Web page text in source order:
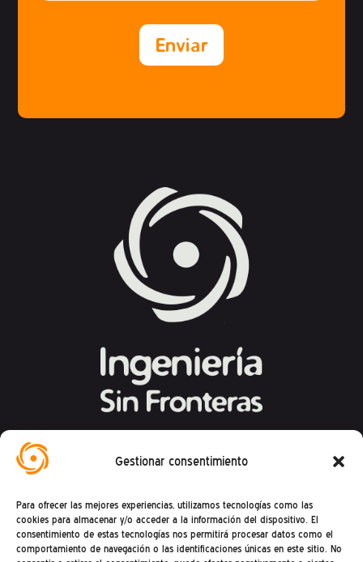
Gestionar consentimiento
Para ofrecer las mejores experiencias, utilizamos tecnologías como las
cookies para almacenar y/o acceder a la información del dispositivo. El
consentimiento de estas tecnologías nos permitirá procesar datos como el
comportamiento de navegación o las identificaciones únicas en este sitio. No
Federación Española de Ingeniería Sin
Calle Mandoni, 4 – 08004 Barcelona
CIF: G81469868